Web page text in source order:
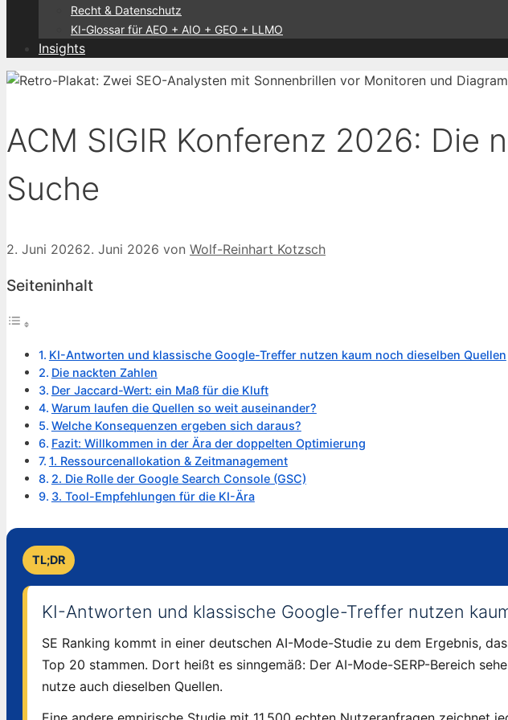
Recht & Datenschutz
KI-Glossar für AEO + AIO + GEO + LLMO
Insights
ACM SIGIR Konferenz 2026: Die
Suche
2. Juni 20262. Juni 2026 von Wolf-Reinhart Kotzsch
Seiteninhalt
KI-Antworten und klassische Google-Treffer nutzen kaum noch dieselben Quellen
Die nackten Zahlen
Der Jaccard-Wert: ein Maß für die Kluft
Warum laufen die Quellen so weit auseinander?
Welche Konsequenzen ergeben sich daraus?
Fazit: Willkommen in der Ära der doppelten Optimierung
1. Ressourcenallokation & Zeitmanagement
2. Die Rolle der Google Search Console (GSC)
3. Tool-Empfehlungen für die KI-Ära
TL;DR
KI-Antworten und klassische Google-Treffer nutzen
SE Ranking kommt in einer deutschen AI-Mode-Studie zu dem Ergebnis,
Top 20 stammen. Dort heißt es sinngemäß: Der AI-Mode-SERP-Bereich
nutze auch dieselben Quellen.